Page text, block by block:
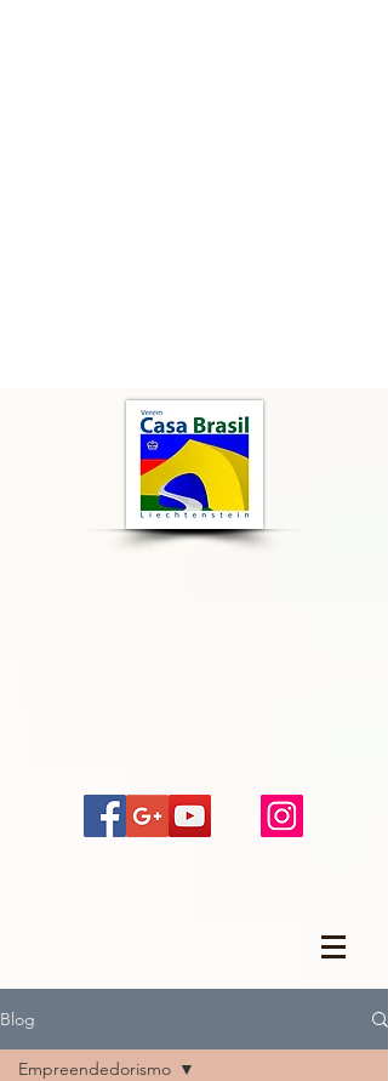
Blog
Empreendedorismo